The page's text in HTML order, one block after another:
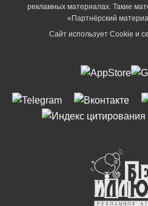
рекламных материалах. Такие
«Партнёрский
Сайт использует Cookie и